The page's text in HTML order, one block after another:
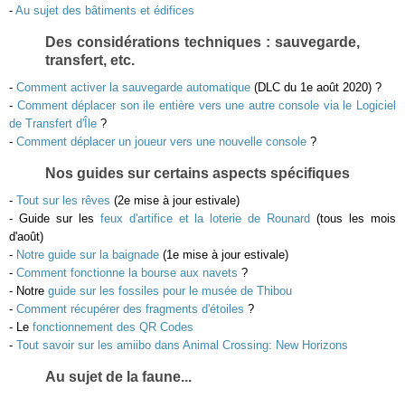
- Au sujet des bâtiments et édifices
Des considérations techniques : sauvegarde,
transfert, etc.
- Comment activer la sauvegarde automatique (DLC du 1e août 2020) ?
- Comment déplacer son ile entière vers une autre console via le Logiciel
de Transfert d'Île ?
- Comment déplacer un joueur vers une nouvelle console ?
Nos guides sur certains aspects spécifiques
- Tout sur les rêves (2e mise à jour estivale)
- Guide sur les feux d'artifice et la loterie de Rounard (tous les mois
d'août)
- Notre guide sur la baignade (1e mise à jour estivale)
- Comment fonctionne la bourse aux navets ?
- Notre guide sur les fossiles pour le musée de Thibou
- Comment récupérer des fragments d'étoiles ?
- Le fonctionnement des QR Codes
- Tout savoir sur les amiibo dans Animal Crossing: New Horizons
Au sujet de la faune...